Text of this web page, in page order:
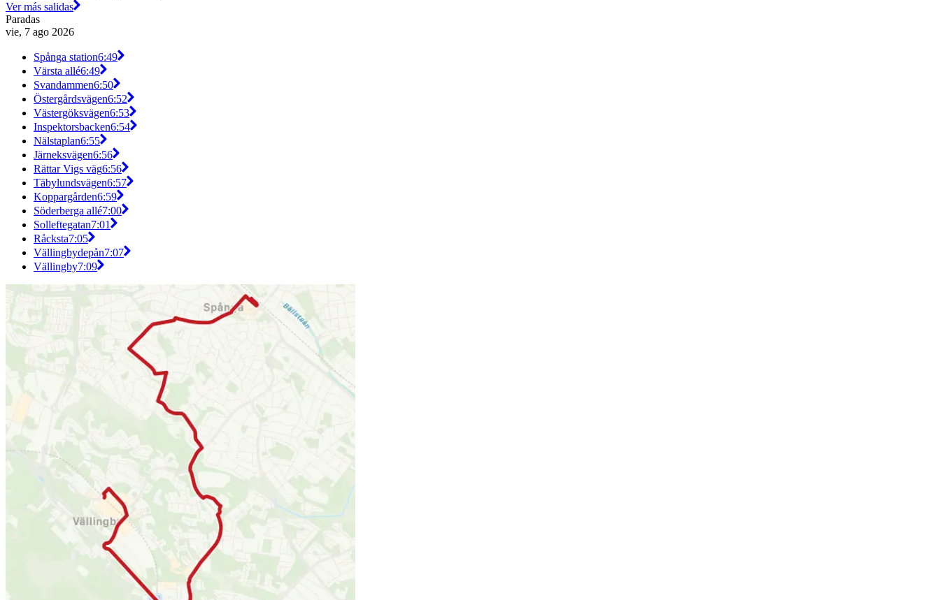
Ver más salidas
Paradas
vie, 7 ago 2026
Spånga station6:49
Värsta allé6:49
Svandammen6:50
Östergårdsvägen6:52
Västergöksvägen6:53
Inspektorsbacken6:54
Nälstaplan6:55
Järneksvägen6:56
Rättar Vigs väg6:56
Täbylundsvägen6:57
Koppargården6:59
Söderberga allé7:00
Solleftegatan7:01
Råcksta7:05
Vällingbydepån7:07
Vällingby7:09